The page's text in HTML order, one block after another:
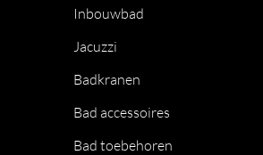
Inbouwbad
Jacuzzi
Badkranen
Bad accessoires
Bad toebehoren